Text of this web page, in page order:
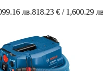
лв.818.23 € / 1,600.29